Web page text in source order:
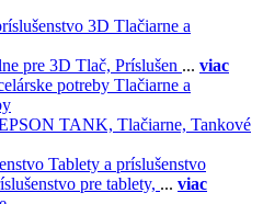
3D Tlačiarne a
pre 3D Tlač, Príslušen ... viac
Tlačiarne a
TANK, Tlačiarne, Tankové
Tablety a príslušenstvo
pre tablety, ... viac